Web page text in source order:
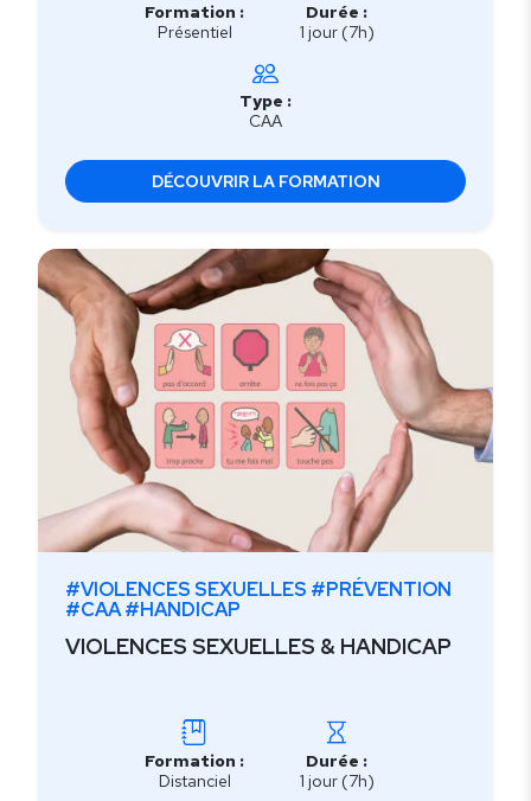
Formation :
Présentiel
Durée :
1 jour (7h)
Type :
CAA
DÉCOUVRIR LA FORMATION
#VIOLENCES SEXUELLES #PRÉVENTION
#CAA #HANDICAP
VIOLENCES SEXUELLES & HANDICAP
Formation :
Distanciel
Durée :
1 jour (7h)